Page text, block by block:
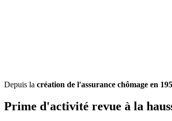
Depuis la création de l'assurance chômage en
Prime d'activité revue à la